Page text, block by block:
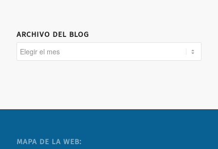
ARCHIVO DEL BLOG
MAPA DE LA WEB: